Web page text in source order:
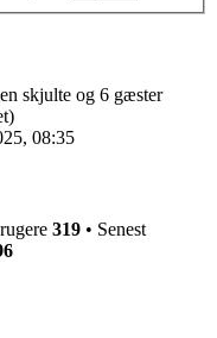
skjulte og 6 gæster
08:35
319 • Senest